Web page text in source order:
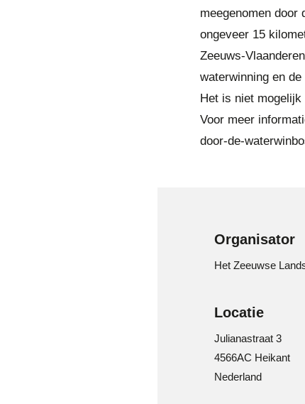
meegenomen door
ongeveer 15
Zeeuws-
waterwinning en
Het is niet
Voor meer
door-de-
Organisator
Het Zeeuwse
Locatie
Julianastraat 3
4566AC Heikant
Nederland